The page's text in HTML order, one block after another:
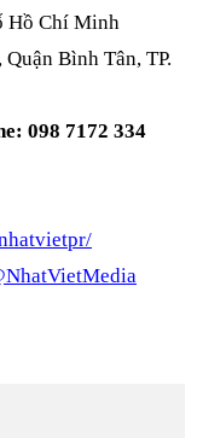
Hồ Chí Minh
Bình Tân, TP.
098 7172 334